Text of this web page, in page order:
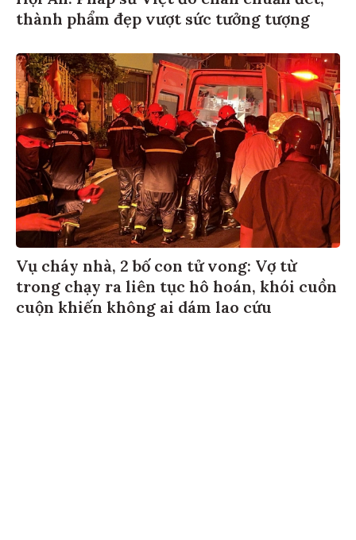
thành phẩm đẹp vượt sức tưởng tượng
Vụ cháy nhà, 2 bố con tử vong: Vợ từ
trong chạy ra liên tục hô hoán, khói cuồn
cuộn khiến không ai dám lao cứu